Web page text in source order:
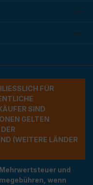
FÜR G
A
SIND A
GELTEN A
BU
LÄNDER NU
und
wenn